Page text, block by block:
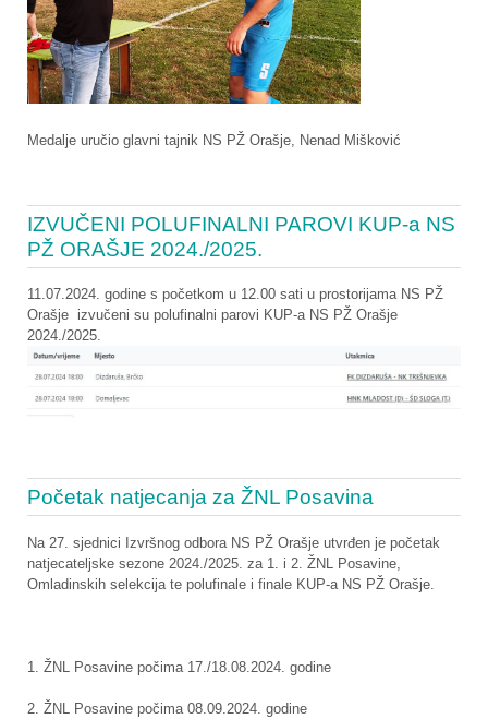
Medalje uručio glavni tajnik NS PŽ Orašje, Nenad Mišković
IZVUČENI POLUFINALNI PAROVI KUP-a NS
PŽ ORAŠJE 2024./2025.
11.07.2024. godine s početkom u 12.00 sati u prostorijama NS PŽ
Orašje izvučeni su polufinalni parovi KUP-a NS PŽ Orašje
2024./2025.
Početak natjecanja za ŽNL Posavina
Na 27. sjednici Izvršnog odbora NS PŽ Orašje utvrđen je početak
natjecateljske sezone 2024./2025. za 1. i 2. ŽNL Posavine,
Omladinskih selekcija te polufinale i finale KUP-a NS PŽ Orašje.
1. ŽNL Posavine počima 17./18.08.2024. godine
2. ŽNL Posavine počima 08.09.2024. godine